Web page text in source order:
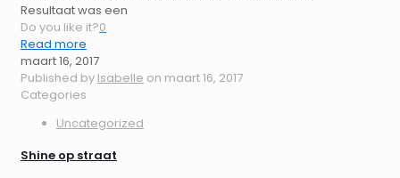
Resultaat was een
Do you like it?0
Read more
maart 16, 2017
Published by Isabelle on maart 16, 2017
Categories
Uncategorized
Shine op straat